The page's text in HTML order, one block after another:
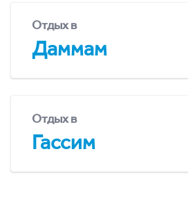
Отдых в
Даммам
Отдых в
Гассим